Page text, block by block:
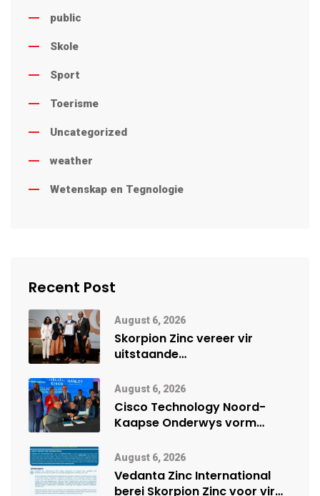
public
Skole
Sport
Toerisme
Uncategorized
weather
Wetenskap en Tegnologie
Recent Post
August 6, 2026
Skorpion Zinc vereer vir
uitstaande
Namibië Mynbou Ekspo
August 6, 2026
Cisco Technology Noord-
Kaapse Onderwys vorm
vennootskap
August 6, 2026
Vedanta Zinc International
berei Skorpion Zinc voor vir